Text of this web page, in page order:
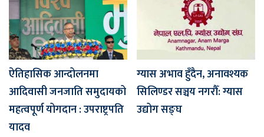
ऐतिहासिक आन्दोलनमा
आदिवासी जनजाति समुदायको
महत्वपूर्ण योगदान : उपराष्ट्रपति
यादव
ग्यास अभाव हुँदैन, अनावश्यक
सिलिण्डर सञ्चय नगरौँ: ग्यास
उद्योग सङ्घ